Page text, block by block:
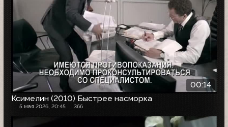
00:14
Ксимелин (2010) Быстрее насморка
5 мая 2026, 20:45 366